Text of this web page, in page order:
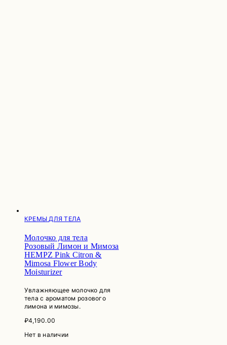
КРЕМЫ ДЛЯ ТЕЛА
Молочко для тела
Розовый Лимон и Мимоза
HEMPZ Pink Citron &
Mimosa Flower Body
Moisturizer
Увлажняющее молочко для
тела с ароматом розового
лимона и мимозы.
₽4,190.00
Нет в наличии